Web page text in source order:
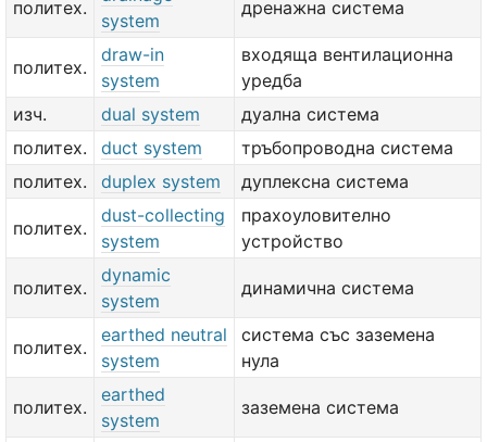
политех.
system
дренажна система
политех.
draw-in
system
входяща вентилационна
уредба
изч.
dual system
дуална система
политех.
duct system
тръбопроводна система
политех.
duplex system дуплексна система
политех.
dust-collecting
system
прахоуловително
устройство
политех.
dynamic
system
динамична система
политех.
earthed neutral
system
система със заземена
нула
политех.
earthed
system
заземена система